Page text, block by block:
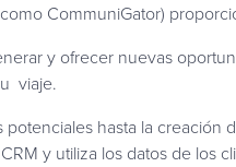
CommuniGator)
y ofrecer nuevas
viaje.
hasta la
y utiliza los datos de los